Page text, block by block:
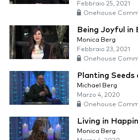
Febbraio 25, 2021
Onehouse
Being Joyful in
Monica Berg
Febbraio 23, 2021
Onehouse
Planting
Michael Berg
Marzo 4, 2020
Onehouse
Living in
Monica Berg